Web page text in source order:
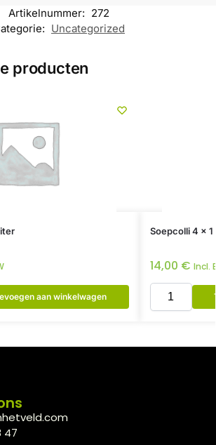
Artikelnummer: 272
Uncategorized
producten
aan winkelwagen
Soepcolli 4 x 1
14,00 € Incl.
47